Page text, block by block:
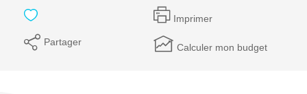
ACCES COPRO
Imprimer
Partager Calculer mon budget